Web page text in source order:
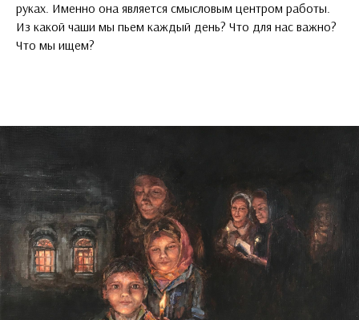
руках. Именно она является смысловым центром работы.
Из какой чаши мы пьем каждый день? Что для нас важно?
Что мы ищем?